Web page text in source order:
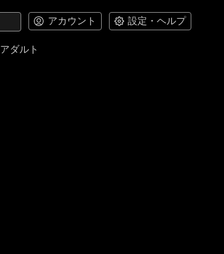
アカウント 設定・ヘルプ
アダルト